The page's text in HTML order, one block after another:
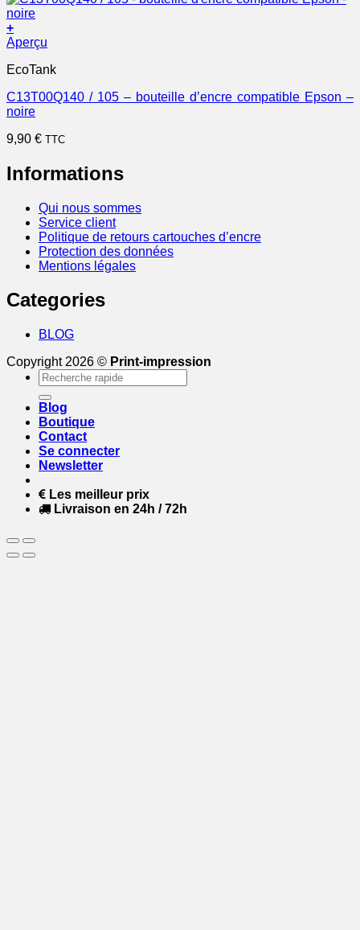
+
Aperçu
EcoTank
C13T00Q140 / 105 – bouteille d’encre compatible Epson –
noire
9,90 € TTC
Informations
Qui nous sommes
Service client
Politique de retours cartouches d’encre
Protection des données
Mentions légales
Categories
BLOG
Copyright 2026 © Print-impression
Recherche
pour :
Blog
Boutique
Contact
Se connecter
Newsletter
Les meilleur prix
Livraison en 24h / 72h